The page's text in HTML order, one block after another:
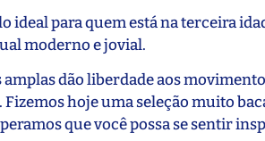
ideal para quem está na terceira
moderno e jovial.
dão liberdade aos
hoje uma seleção muito
que você possa se sentir